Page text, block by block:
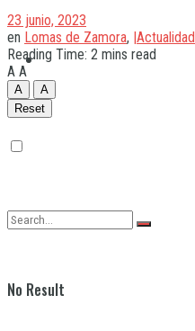
Varela
No Result
23 junio, 2023
en Lomas de Zamora, |Actualidad
Reading Time: 2 mins read
A A
A
A
Reset